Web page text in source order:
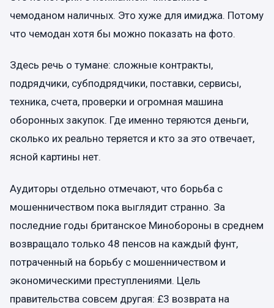
чемоданом наличных. Это хуже для имиджа. Потому
что чемодан хотя бы можно показать на фото.
Здесь речь о тумане: сложные контракты,
подрядчики, субподрядчики, поставки, сервисы,
техника, счета, проверки и огромная машина
оборонных закупок. Где именно теряются деньги,
сколько их реально теряется и кто за это отвечает,
ясной картины нет.
Аудиторы отдельно отмечают, что борьба с
мошенничеством пока выглядит странно. За
последние годы британское Минобороны в среднем
возвращало только 48 пенсов на каждый фунт,
потраченный на борьбу с мошенничеством и
экономическими преступлениями. Цель
правительства совсем другая: £3 возврата на